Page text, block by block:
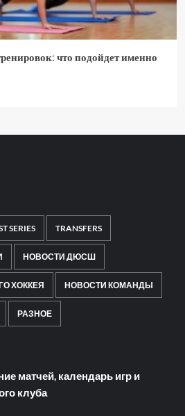
что подойдет именно
SERIES TRANSFERS
НОВОСТИ ДЮСШ
ХОККЕЯ НОВОСТИ КОМАНДЫ
РАЗНОЕ
матчей, календарь игр и
клуба